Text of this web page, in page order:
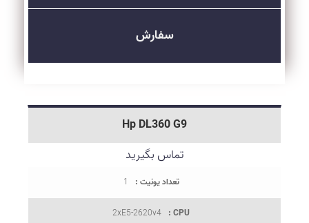
سفارش
Hp DL360 G9
تماس بگیرید
تعداد یونیت : 1
CPU :
2xE5-2620v4